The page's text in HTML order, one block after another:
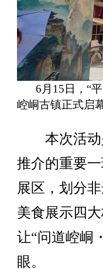
6月15日，“
崆峒古镇正式启
本次活动
推介的重要
展区，划分
美食展示四
让“问道崆峒
眼。